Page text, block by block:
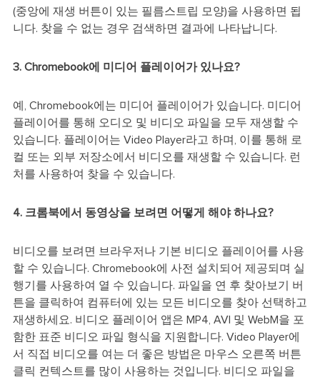
(중앙에 재생 버튼이 있는 필름스트립 모양)을 사용하면 됩
니다. 찾을 수 없는 경우 검색하면 결과에 나타납니다.
3. Chromebook에 미디어 플레이어가 있나요?
예, Chromebook에는 미디어 플레이어가 있습니다. 미디어
플레이어를 통해 오디오 및 비디오 파일을 모두 재생할 수
있습니다. 플레이어는 Video Player라고 하며, 이를 통해 로
컬 또는 외부 저장소에서 비디오를 재생할 수 있습니다. 런
처를 사용하여 찾을 수 있습니다.
4. 크롬북에서 동영상을 보려면 어떻게 해야 하나요?
비디오를 보려면 브라우저나 기본 비디오 플레이어를 사용
할 수 있습니다. Chromebook에 사전 설치되어 제공되며 실
행기를 사용하여 열 수 있습니다. 파일을 연 후 찾아보기 버
튼을 클릭하여 컴퓨터에 있는 모든 비디오를 찾아 선택하고
재생하세요. 비디오 플레이어 앱은 MP4, AVI 및 WebM을 포
함한 표준 비디오 파일 형식을 지원합니다. Video Player에
서 직접 비디오를 여는 더 좋은 방법은 마우스 오른쪽 버튼
클릭 컨텍스트를 많이 사용하는 것입니다. 비디오 파일을